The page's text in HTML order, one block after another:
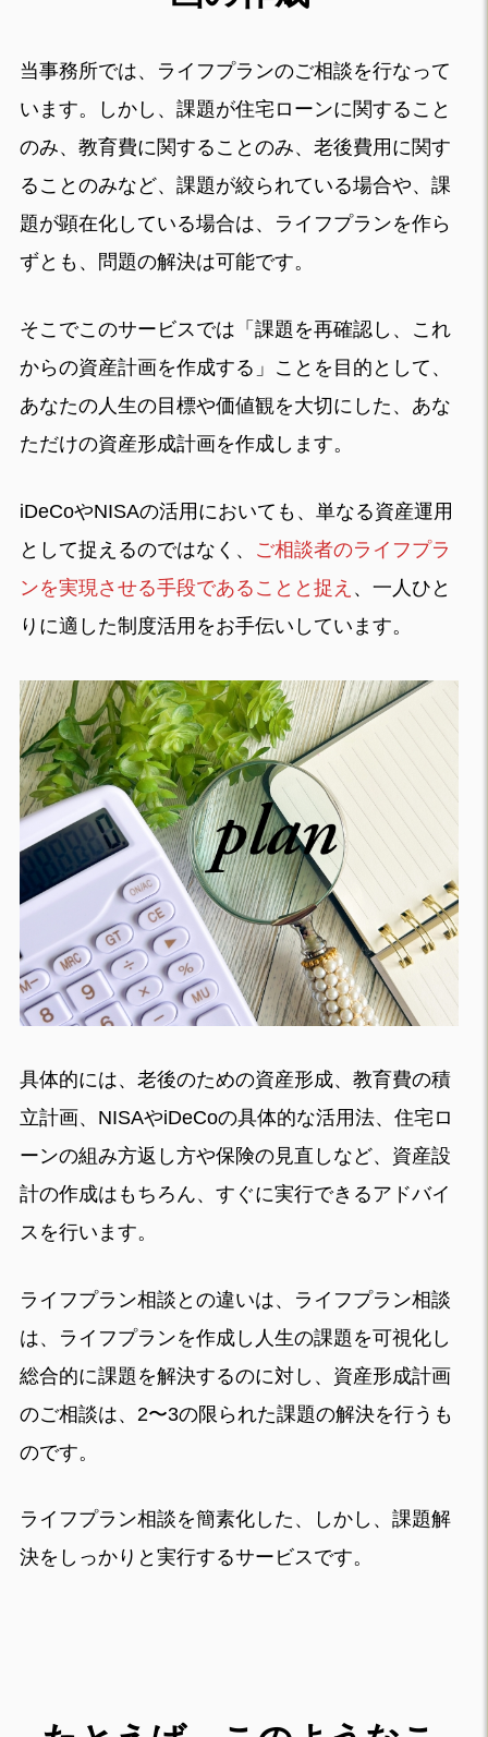
当事務所では、ライフプランのご相談を行なって
います。しかし、課題が住宅ローンに関すること
のみ、教育費に関することのみ、老後費用に関す
ることのみなど、課題が絞られている場合や、課
題が顕在化している場合は、ライフプランを作ら
ずとも、問題の解決は可能です。
そこでこのサービスでは「課題を再確認し、これ
からの資産計画を作成する」ことを目的として、
あなたの人生の目標や価値観を大切にした、あな
ただけの資産形成計画を作成します。
iDeCoやNISAの活用においても、単なる資産運用
として捉えるのではなく、
ご相談者のライフプラ
ンを実現させる手段であることと捉え 、一人ひと
りに適した制度活用をお手伝いしています。
具体的には、老後のための資産形成、教育費の積
立計画、NISAやiDeCoの具体的な活用法、住宅ロ
ーンの組み方返し方や保険の見直しなど、資産設
計の作成はもちろん、すぐに実行できるアドバイ
スを行います。
ライフプラン相談との違いは、ライフプラン相談
は、ライフプランを作成し人生の課題を可視化し
総合的に課題を解決するのに対し、資産形成計画
のご相談は、2〜3の限られた課題の解決を行うも
のです。
ライフプラン相談を簡素化した、しかし、課題解
決をしっかりと実行するサービスです。